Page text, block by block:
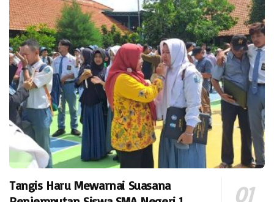
Tangis Haru Mewarnai Suasana